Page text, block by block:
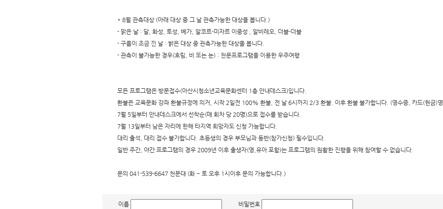
* 8월 관측대상 (아래 대상 중 그 날 관측가능한 대상을 봅니다.)
- 맑은 날 : 달, 화성, 토성, 베가, 알코르-미자르 이중성 , 알비레오, 더블-더블
- 구름이 조금 낀 날 : 밝은 대상 중 관측가능한 대상을 봅니다.
- 관측이 불가능한 경우(흐림, 비 또는 눈) : 천문프로그램을 이용한 우주여행
모든 프로그램은 방문접수(아산시청소년교육문화센터 1층 안내데스크)입니다.
환불은 교육문화 강좌 환불규정에 의거, 시작 2일전 100% 환불, 전 날 6시까지 2/3 환불. 이후 환불 불가합니다. (영수증, 카드(현금)
7월 5일부터 안내데스크에서 선착순(매 회차 당 20명)으로 접수를 받습니다.
7월 13일부터 남은 자리에 한해 타지역 희망자도 신청 가능합니다.
대리 출석, 대리 접수 불가합니다. 초등생의 경우 부모님과 동반(참가신청) 필수입니다.
일반 주간, 야간 프로그램의 경우 2009년 이후 출생자(영,유아 포함)는 프로그램의 원활한 진행을 위해 참여할 수 없습니다.
문의 041-539-6647 천문대 (화 ~ 토 오후 1시이후 문의 가능합니다.)
이름 비밀번호